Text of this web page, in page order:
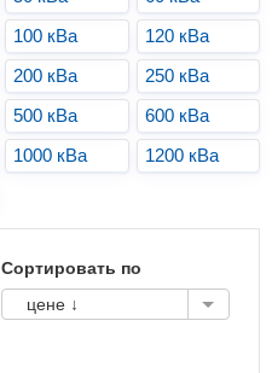
100 кВа
120 кВа
200 кВа
250 кВа
500 кВа
600 кВа
1000 кВа
1200 кВа
Сортировать по
цене ↓